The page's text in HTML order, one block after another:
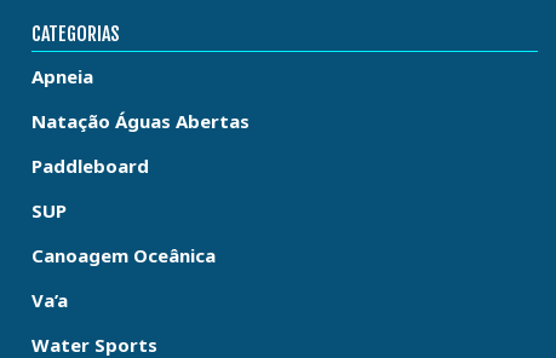
CATEGORIAS
Apneia
Natação Águas Abertas
Paddleboard
SUP
Canoagem Oceânica
Va’a
Water Sports